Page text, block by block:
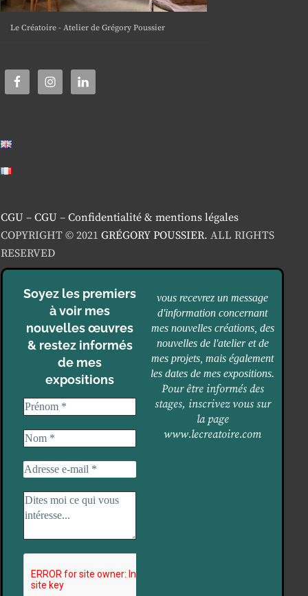
Le Créatoire - Atelier de Grégory Poussier
CGU – CGU – Confidentialité & mentions légales
COPYRIGHT © 2021 GRÉGORY POUSSIER. ALL RIGHTS
RESERVED
Soyez les premiers
à voir mes
nouvelles œuvres
& restez informés
de mes
expositions
vous recevrez un message
d'information concernant
mes nouvelles créations, des
nouvelles de l'atelier et de
mes projets, mais également
les dates de mes expositions.
Pour être informés des
stages, inscrivez vous sur
la page
www.lecreatoire.com